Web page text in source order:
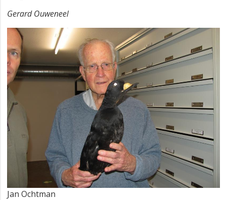
Gerard Ouweneel
Jan Ochtman